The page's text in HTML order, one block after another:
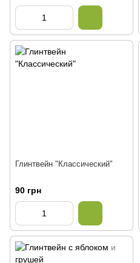
Глинтвейн "Классический"
90 грн